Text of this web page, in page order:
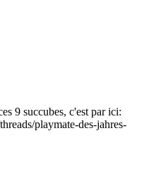
9 succubes, c'est par ici:
playmate-des-jahres-